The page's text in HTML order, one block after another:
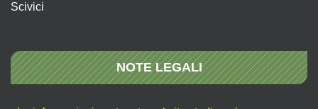
Scivici
NOTE LEGALI